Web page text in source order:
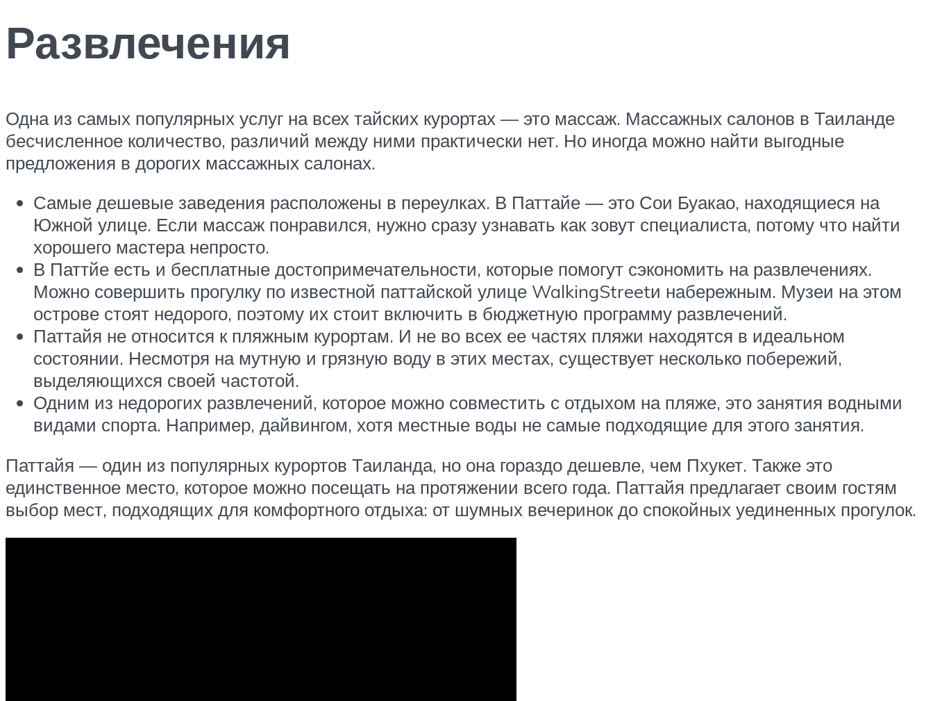
Развлечения
Одна из самых популярных услуг на всех тайских курортах — это массаж. Массажных салонов в Таиланде
бесчисленное количество, различий между ними практически нет. Но иногда можно найти выгодные
предложения в дорогих массажных салонах.
Самые дешевые заведения расположены в переулках. В Паттайе — это Сои Буакао, находящиеся на
Южной улице. Если массаж понравился, нужно сразу узнавать как зовут специалиста, потому что найти
хорошего мастера непросто.
В Паттйе есть и бесплатные достопримечательности, которые помогут сэкономить на развлечениях.
Можно совершить прогулку по известной паттайской улице WalkingStreetи набережным. Музеи на этом
острове стоят недорого, поэтому их стоит включить в бюджетную программу развлечений.
Паттайя не относится к пляжным курортам. И не во всех ее частях пляжи находятся в идеальном
состоянии. Несмотря на мутную и грязную воду в этих местах, существует несколько побережий,
выделяющихся своей частотой.
Одним из недорогих развлечений, которое можно совместить с отдыхом на пляже, это занятия водными
видами спорта. Например, дайвингом, хотя местные воды не самые подходящие для этого занятия.
Паттайя — один из популярных курортов Таиланда, но она гораздо дешевле, чем Пхукет. Также это
единственное место, которое можно посещать на протяжении всего года. Паттайя предлагает своим гостям
выбор мест, подходящих для комфортного отдыха: от шумных вечеринок до спокойных уединенных прогулок.